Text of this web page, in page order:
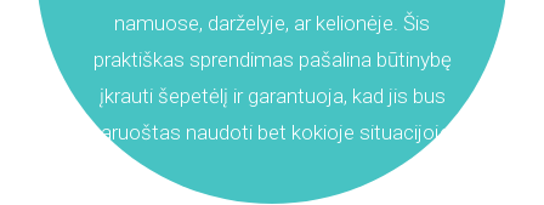
namuose, darželyje, ar kelionėje. Šis
praktiškas sprendimas pašalina būtinybę
įkrauti šepetėlį ir garantuoja, kad jis bus
paruoštas naudoti bet kokioje situacijoje.